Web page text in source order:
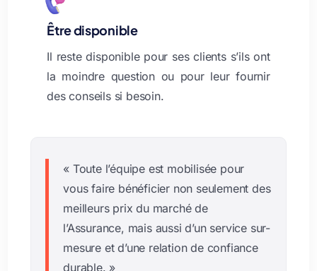
Être disponible
Il reste disponible pour ses clients s’ils ont
la moindre question ou pour leur fournir
des conseils si besoin.
« Toute l’équipe est mobilisée pour
vous faire bénéficier non seulement des
meilleurs prix du marché de
l’Assurance, mais aussi d’un service sur-
mesure et d’une relation de confiance
durable. »